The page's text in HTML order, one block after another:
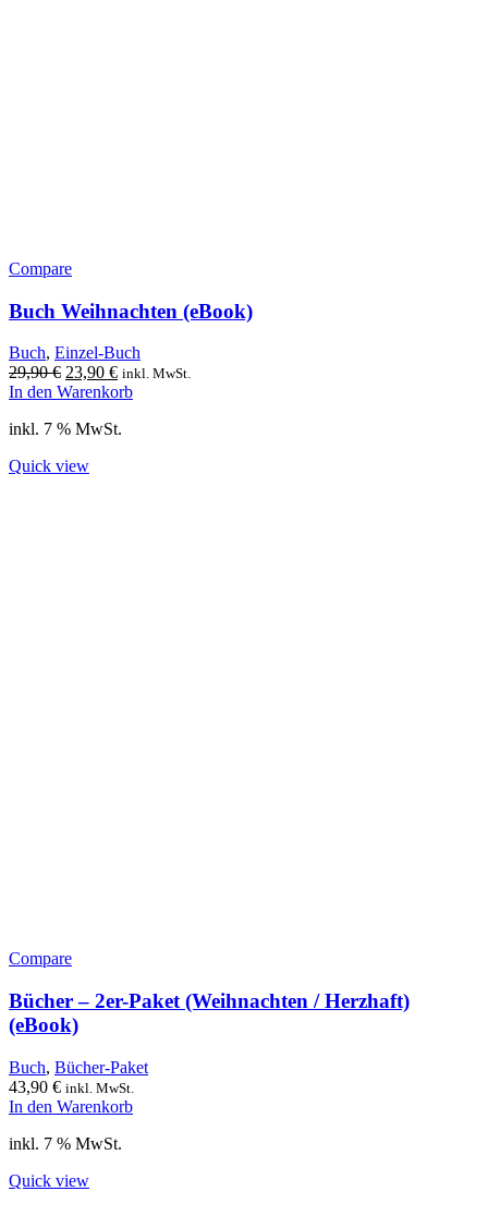
Compare
Buch Weihnachten (eBook)
Buch, Einzel-Buch
29,90€ Ursprünglicher
Preis
29,90 €
23,90 €Aktueller
Preis
23,90 €.
inkl. MwSt.
In den Warenkorb
inkl. 7 % MwSt.
Quick view
Compare
Bücher – 2er-Paket (Weihnachten / Herzhaft)
(eBook)
Buch, Bücher-Paket
43,90 € inkl. MwSt.
In den Warenkorb
inkl. 7 % MwSt.
Quick view